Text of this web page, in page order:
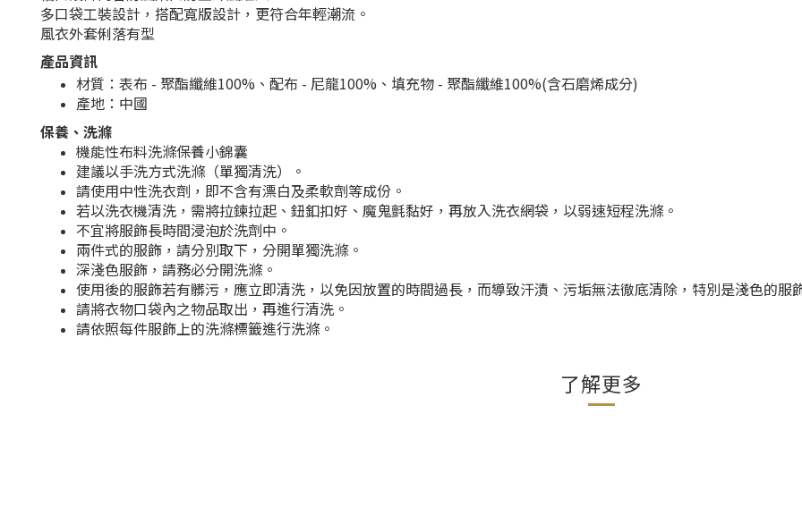
多口袋工裝設計，搭配寬版設計，更符合年輕潮流。
風衣外套俐落有型
產品資訊
材質：表布 - 聚酯纖維100%、配布 - 尼龍100%、填充物 - 聚酯纖維100%(含石磨烯成分)
產地：中國
保養、洗滌
機能性布料洗滌保養小錦囊
建議以手洗方式洗滌（單獨清洗）。
請使用中性洗衣劑，即不含有漂白及柔軟劑等成份。
若以洗衣機清洗，需將拉鍊拉起、鈕釦扣好、魔鬼氈黏好，再放入洗衣網袋，以弱速短程洗滌。
不宜將服飾長時間浸泡於洗劑中。
兩件式的服飾，請分別取下，分開單獨洗滌。
深淺色服飾，請務必分開洗滌。
使用後的服飾若有髒污，應立即清洗，以免因放置的時間過長，而導致汗漬、污垢無法徹底清除，特別是淺色的服
請將衣物口袋內之物品取出，再進行清洗。
請依照每件服飾上的洗滌標籤進行洗滌。
了解更多